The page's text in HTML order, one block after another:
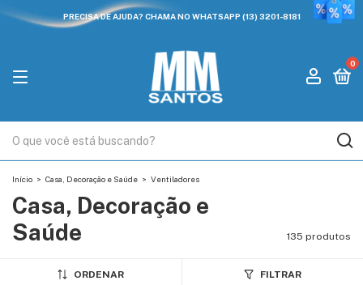
PRECISA DE AJUDA? CHAMA NO WHATSAPP (13) 3201-8181
0
Início > Casa, Decoração e Saúde > Ventiladores
Casa, Decoração e
Saúde
135 produtos
ORDENAR FILTRAR